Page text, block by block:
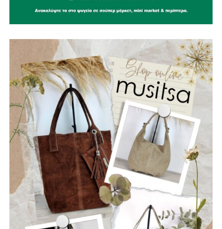
Ειδικά σχέδια πυροπροστασίας για μνημεία και
αρχαιολογικούς χώρους, όπως το Κάστρο της
Ναυπάκτου, η Βελβίνα και το Αρχαίο Θέατρο Μακύνειας,
ώστε να προστατεύσουμε όχι μόνο το φυσικό αλλά και το
πολιτιστικό μας κεφάλαιο.
Ίδρυση μόνιμου Κέντρου Διαχείρισης Κρίσεων, το
οποίο θα συντονίζει σε πραγματικό χρόνο τον Δήμο, την
Πυροσβεστική, τις Δασικές Υπηρεσίες, την Περιφέρεια και
τις εθελοντικές ομάδες, αξιοποιώντας την τεχνολογία και
κάθε διαθέσιμο χρηματοδοτικό εργαλείο.
Εξασφάλιση χρηματοδότησης του προγράμματος
μέσω ευρωπαϊκών και εθνικών πόρων, όπως το ΕΣΠΑ,
το Ταμείο Ανάκαμψης, το πρόγραμμα «ΑΙΓΙΣ», τα
προγράμματα INTERREG και το Πράσινο Ταμείο, ώστε οι
απαραίτητες παρεμβάσεις να υλοποιηθούν χωρίς
επιβάρυνση των δημοτών.